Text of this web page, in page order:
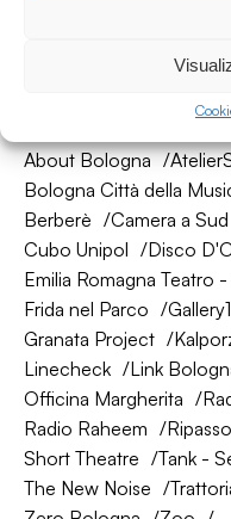
La nostra rete di amici
About Bologna
Bologna Città della
Berberè
Camera a Sud
Cubo Unipol
Disco
Emilia Romagna Teatro
Frida nel Parco
Granata Project
Linecheck
Link
Officina Margherita
Radio Raheem
Ripasso
Short Theatre
Tank -
The New Noise